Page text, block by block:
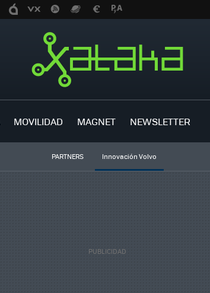
MOVILIDAD MAGNET NEWSLETTER
PARTNERS Innovación Volvo